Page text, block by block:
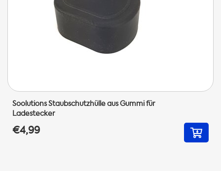
Soolutions Staubschutzhülle aus Gummi für
Ladestecker
€4,99